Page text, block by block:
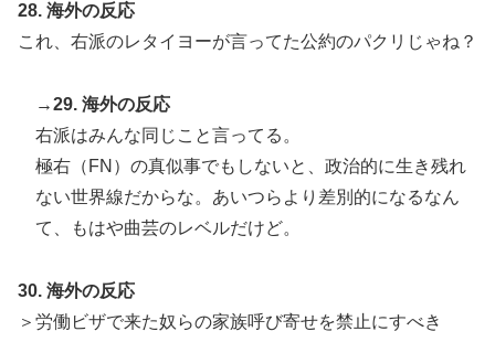
28. 海外の反応
これ、右派のレタイヨーが言ってた公約のパクリじゃね？
→29. 海外の反応
右派はみんな同じこと言ってる。
極右（FN）の真似事でもしないと、政治的に生き残れ
ない世界線だからな。あいつらより差別的になるなん
て、もはや曲芸のレベルだけど。
30. 海外の反応
＞労働ビザで来た奴らの家族呼び寄せを禁止にすべき